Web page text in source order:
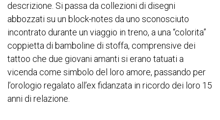
descrizione. Si passa da collezioni di disegni
abbozzati su un block-notes da uno sconosciuto
incontrato durante un viaggio in treno, a una “colorita”
coppietta di bamboline di stoffa, comprensive dei
tattoo che due giovani amanti si erano tatuati a
vicenda come simbolo del loro amore, passando per
l’orologio regalato all’ex fidanzata in ricordo dei loro 15
anni di relazione.